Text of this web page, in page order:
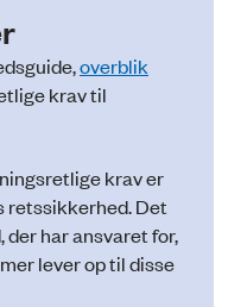
overblik
krav til
krav er
retssikkerhed. Det
har ansvaret for,
lever op til disse